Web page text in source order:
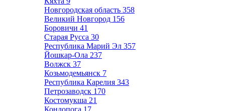
Новгородская область 358
Великий Новгород 156
Боровичи 41
Старая Русса 30
Республика Марий Эл 357
Йошкар-Ола 237
Волжск 37
Козьмодемьянск 7
Республика Карелия 343
Петрозаводск 170
Костомукша 21
Кондопога 17